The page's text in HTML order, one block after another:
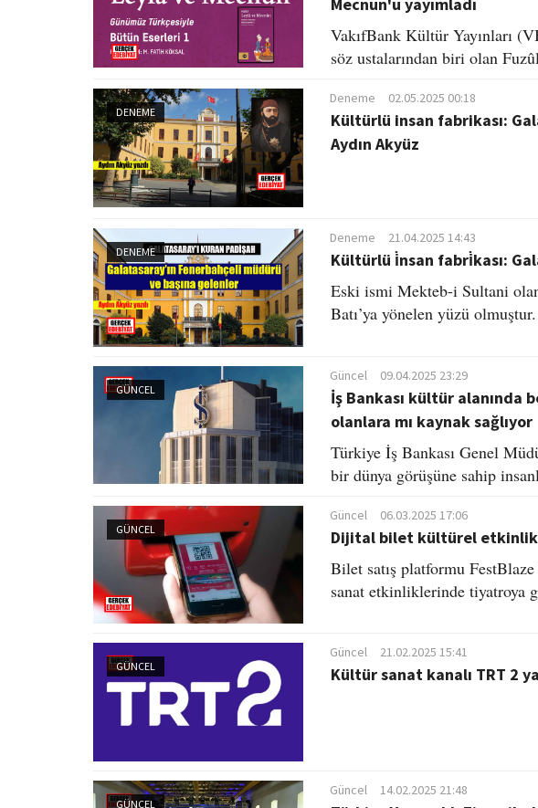
VakıfBank Kültür Yayınları
söz ustalarından biri olan
DENEME
Deneme 02.05.2025 00:18
Kültürlü insan fabrikası:
Aydın Akyüz
DENEME
Deneme 21.04.2025 14:43
Kültürlü i̇nsan fabri̇kası:
Eski ismi Mekteb-i Sultani
Batı’ya yönelen yüzü
GÜNCEL
Güncel 09.04.2025 23:29
İş Bankası kültür alanında
olanlara mı kaynak sağlıyor
Türkiye İş Bankası Genel
bir dünya görüşüne sahip
GÜNCEL
Güncel 06.03.2025 17:06
Dijital bilet kültürel
Bilet satış platformu
sanat etkinliklerinde tiyatroya
GÜNCEL
Güncel 21.02.2025 15:41
Kültür sanat kanalı TRT 2
GÜNCEL
Güncel 14.02.2025 21:48